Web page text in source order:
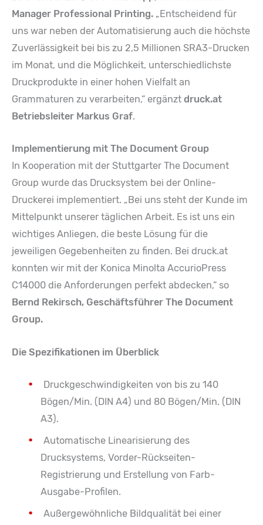
Manager Professional Printing. „Entscheidend für
uns war neben der Automatisierung auch die höchste
Zuverlässigkeit bei bis zu 2,5 Millionen SRA3-Drucken
im Monat, und die Möglichkeit, unterschiedlichste
Druckprodukte in einer hohen Vielfalt an
Grammaturen zu verarbeiten,“ ergänzt druck.at
Betriebsleiter Markus Graf.
Implementierung mit The Document Group
In Kooperation mit der Stuttgarter The Document
Group wurde das Drucksystem bei der Online-
Druckerei implementiert. „Bei uns steht der Kunde im
Mittelpunkt unserer täglichen Arbeit. Es ist uns ein
wichtiges Anliegen, die beste Lösung für die
jeweiligen Gegebenheiten zu finden. Bei druck.at
konnten wir mit der Konica Minolta AccurioPress
C14000 die Anforderungen perfekt abdecken,“ so
Bernd Rekirsch, Geschäftsführer The Document
Group.
Die Spezifikationen im Überblick
Druckgeschwindigkeiten von bis zu 140
Bögen/Min. (DIN A4) und 80 Bögen/Min. (DIN
A3).
Automatische Linearisierung des
Drucksystems, Vorder-Rückseiten-
Registrierung und Erstellung von Farb-
Ausgabe-Profilen.
Außergewöhnliche Bildqualität bei einer